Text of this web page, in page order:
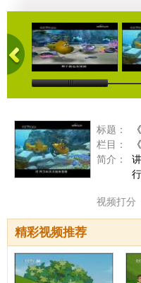
10:27
标题：
栏目：
简介：
视频打分
精彩视频推荐